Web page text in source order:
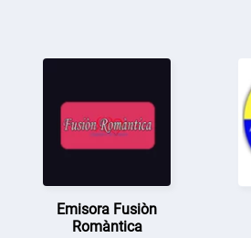
Emisora Fusiòn
Romàntica